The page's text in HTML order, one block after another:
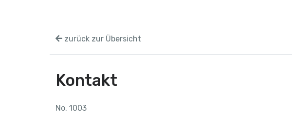
zurück zur Übersicht
Kontakt
No. 1003